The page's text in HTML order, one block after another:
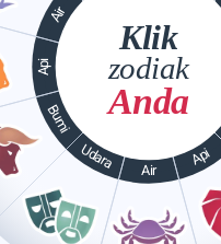
Api
Bumi
Udara Air
Api
Air
Klik
zodiak
Anda